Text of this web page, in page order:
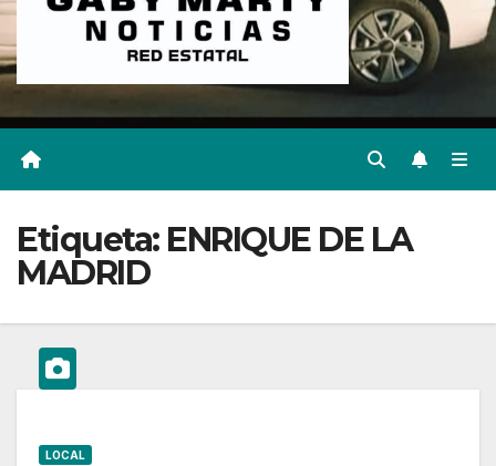
Etiqueta: ENRIQUE DE LA
MADRID
LOCAL